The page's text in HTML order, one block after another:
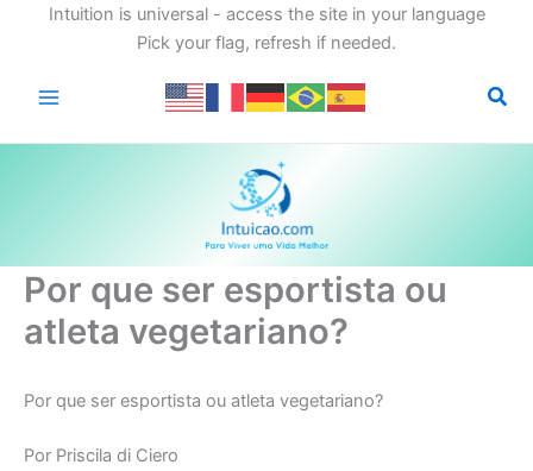
Intuition is universal - access the site in your language
Pick your flag, refresh if needed.
Por que ser esportista ou
atleta vegetariano?
Por que ser esportista ou atleta vegetariano?
Por Priscila di Ciero